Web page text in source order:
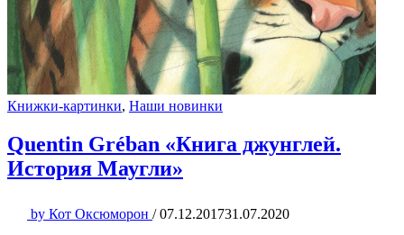
Книжки-картинки, Наши новинки
Quentin Gréban «Книга джунглей.
История Маугли»
by Кот Оксюморон / 07.12.201731.07.2020